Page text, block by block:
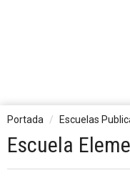
Portada Escuelas
Escuela